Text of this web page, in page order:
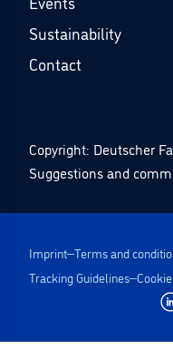
Sustainability
Contact
Copyright: Deutscher
Suggestions and
Imprint Terms and
Tracking Guidelines